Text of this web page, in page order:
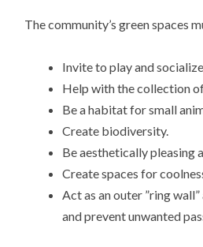
The community’s green spaces
Invite to play and
Help with the collection
Be a habitat for small
Create biodiversity.
Be aesthetically pleasing
Create spaces for
Act as an outer ”ring
and prevent unwanted